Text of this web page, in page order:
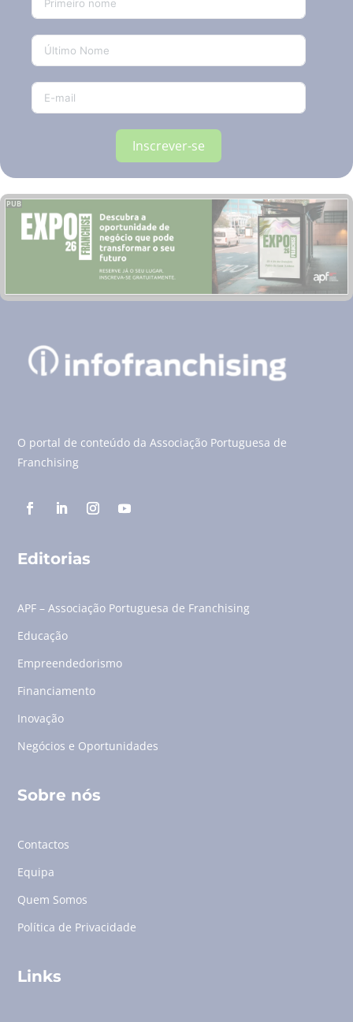
Inscrever-se
PUB
O portal de conteúdo da Associação Portuguesa de
Franchising
Editorias
APF – Associação Portuguesa de Franchising
Educação
Empreendedorismo
Financiamento
Inovação
Negócios e Oportunidades
Sobre nós
Contactos
Equipa
Quem Somos
Política de Privacidade
Links